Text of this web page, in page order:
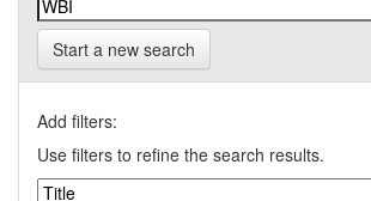
Start a new search
Add filters:
Use filters to refine the search results.